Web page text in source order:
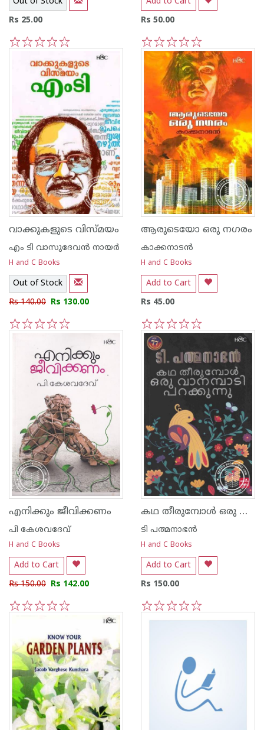
Rs 25.00
Rs 50.00
5
4
3
2
1
വാക്കുകളുടെ വിസ്മയം
എം ടി വാസുദേവന്‍ നായര്‍
H and C Books
Out of Stock
Rs 140.00 Rs 130.00
ആരുടെയോ ഒരു നഗരം
കാക്കനാടന്‍
H and C Books
Add to Cart
Rs 45.00
5
4
3
2
1
എനിക്കും ജീവിക്കണം
പി കേശവദേവ്‌
H and C Books
Add to Cart
Rs 150.00 Rs 142.00
കഥ തീരുമ്പോള്‍ ഒരു വാനമ്പാടി പറക്കുന്നു
ടി പത്മനാഭന്‍
H and C Books
Add to Cart
Rs 150.00